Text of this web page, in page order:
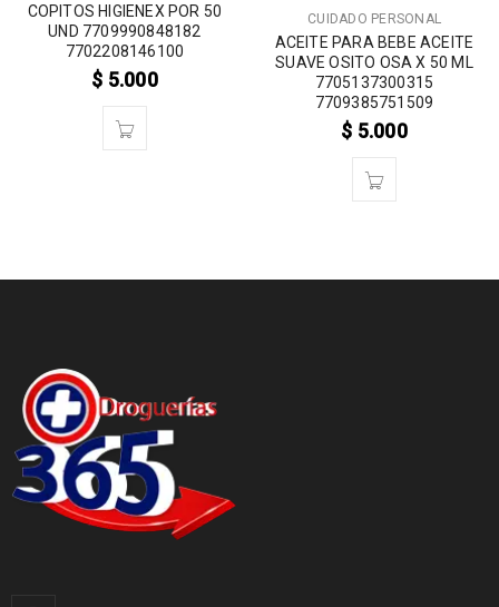
COPITOS HIGIENEX POR 50
UND 7709990848182
7702208146100
$ 5.000
CUIDADO PERSONAL
ACEITE PARA BEBE ACEITE
SUAVE OSITO OSA X 50 ML
7705137300315
7709385751509
$ 5.000